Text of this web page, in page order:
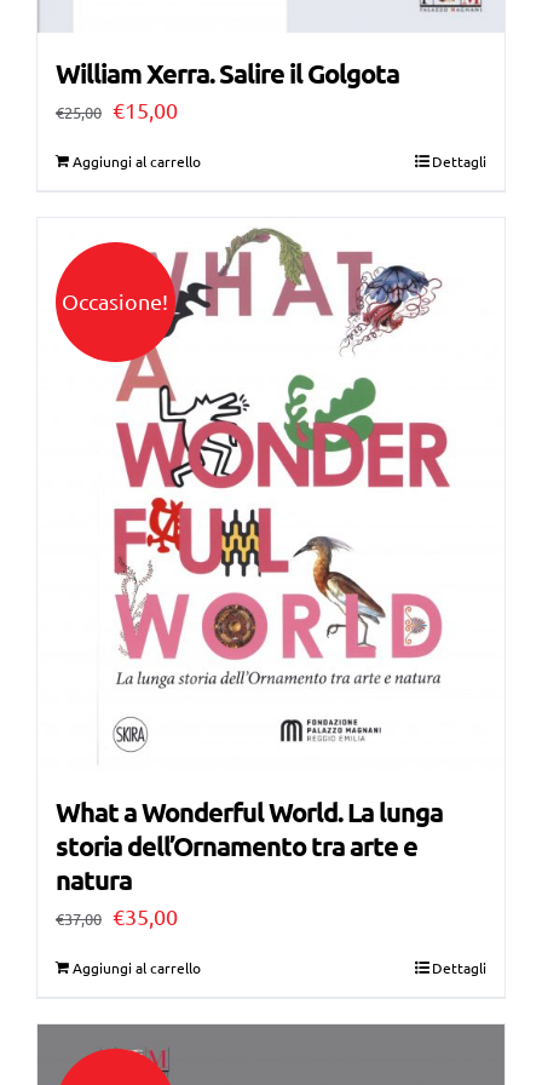
William Xerra. Salire il Golgota
€25,00 Il
€25,00.
€15,00Il
€15,00.
Aggiungi al carrello Dettagli
Occasione!
What a Wonderful World. La lunga
storia dell’Ornamento tra arte e
natura
€37,00 Il
era:
€37,00.
€35,00Il
è:
Aggiungi al carrello Dettagli